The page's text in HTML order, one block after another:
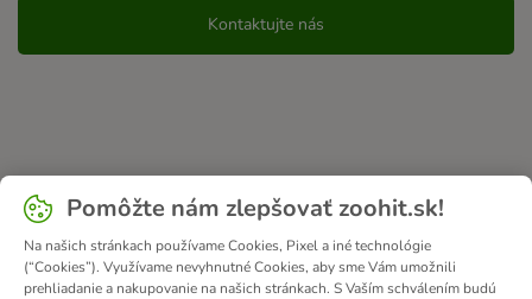
Kontaktujte nás
Pomôžte nám zlepšovať zoohit.sk!
Na našich stránkach používame Cookies, Pixel a iné technológie
(“Cookies”). Využívame nevyhnutné Cookies, aby sme Vám umožnili
prehliadanie a nakupovanie na našich stránkach. S Vaším schválením budú